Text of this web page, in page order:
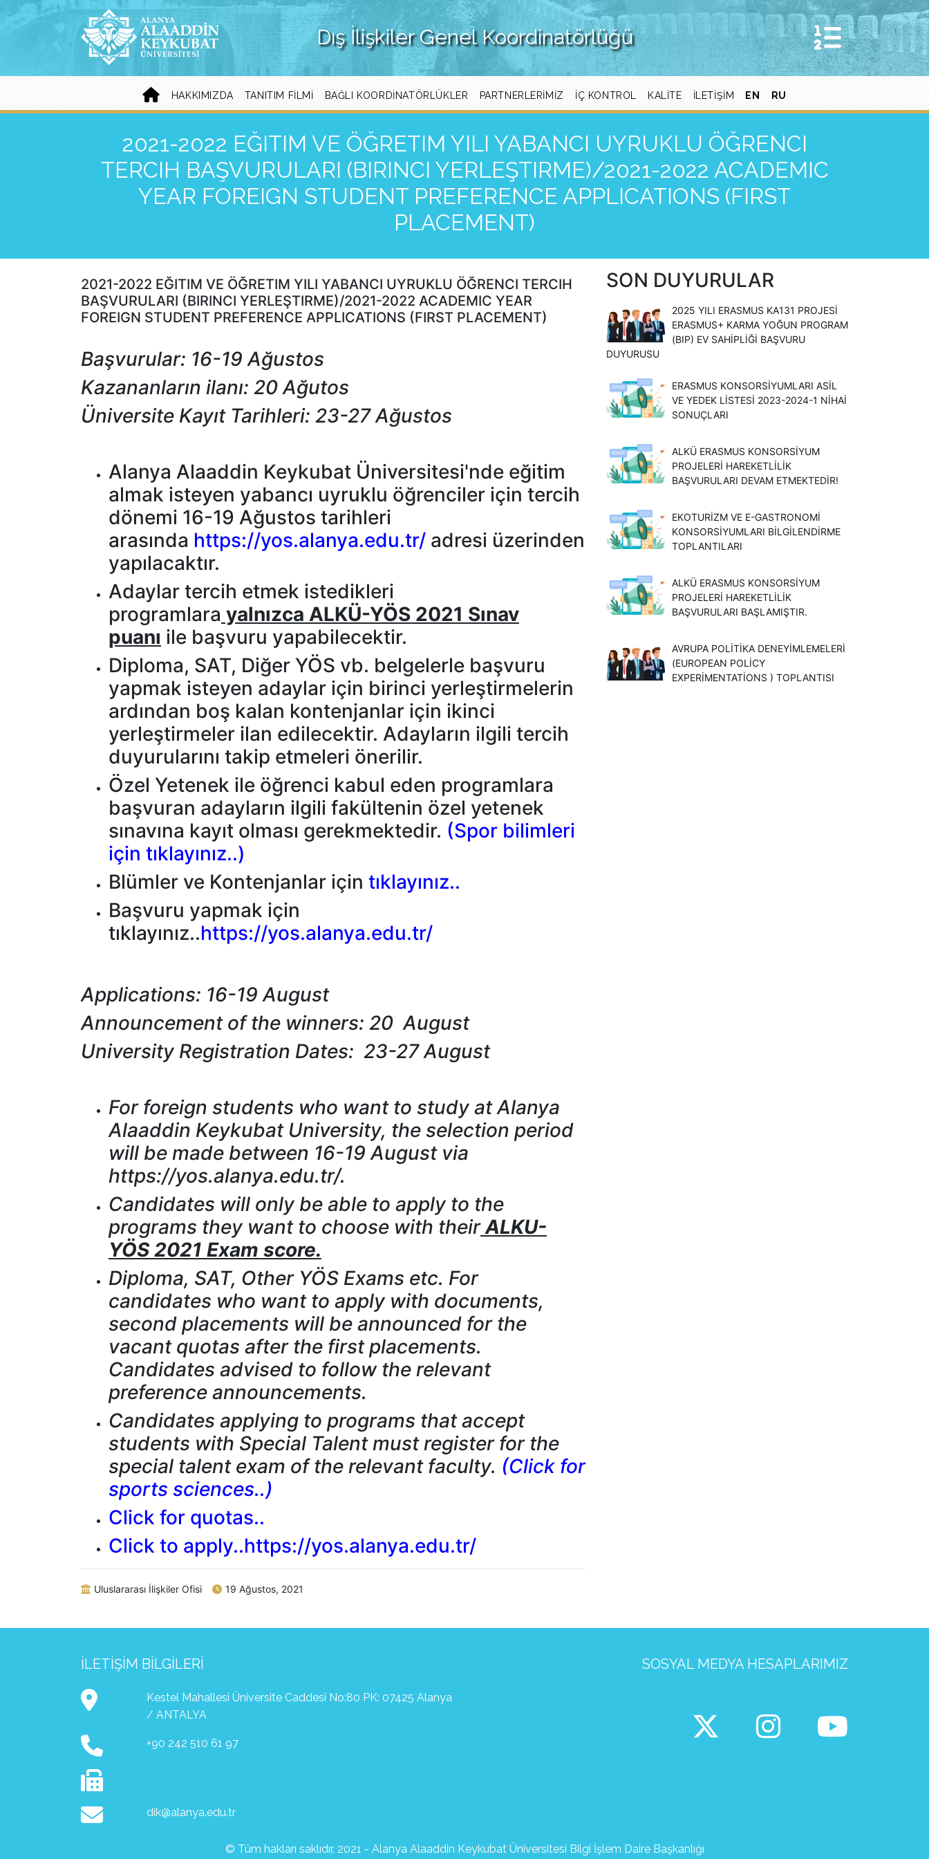
Dış İlişkiler Genel Koordinatörlüğü
HAKKIMIZDA TANITIM FILMI BAĞLI KOORDINATÖRLÜKLER PARTNERLERIMIZ İÇ KONTROL KALITE ILETIŞIM EN RU
2021-2022 EĞITIM VE ÖĞRETIM YILI YABANCI UYRUKLU ÖĞRENCI
TERCIH BAŞVURULARI (BIRINCI YERLEŞTIRME)/2021-2022 ACADEMIC
YEAR FOREIGN STUDENT PREFERENCE APPLICATIONS (FIRST
PLACEMENT)
2021-2022 EĞITIM VE ÖĞRETIM YILI YABANCI UYRUKLU ÖĞRENCI TERCIH
BAŞVURULARI (BIRINCI YERLEŞTIRME)/2021-2022 ACADEMIC YEAR
FOREIGN STUDENT PREFERENCE APPLICATIONS (FIRST PLACEMENT)
Başvurular: 16-19 Ağustos
Kazananların ilanı: 20 Ağutos
Üniversite Kayıt Tarihleri: 23-27 Ağustos
Alanya Alaaddin Keykubat Üniversitesi'nde eğitim
almak isteyen yabancı uyruklu öğrenciler için tercih
dönemi 16-19 Ağustos tarihleri
arasında https://yos.alanya.edu.tr/ adresi üzerinden
yapılacaktır.
Adaylar tercih etmek istedikleri
programlara yalnızca ALKÜ-YÖS 2021 Sınav
puanı ile başvuru yapabilecektir.
Diploma, SAT, Diğer YÖS vb. belgelerle başvuru
yapmak isteyen adaylar için birinci yerleştirmelerin
ardından boş kalan kontenjanlar için ikinci
yerleştirmeler ilan edilecektir. Adayların ilgili tercih
duyurularını takip etmeleri önerilir.
Özel Yetenek ile öğrenci kabul eden programlara
başvuran adayların ilgili fakültenin özel yetenek
sınavına kayıt olması gerekmektedir. (Spor bilimleri
için tıklayınız..)
Blümler ve Kontenjanlar için tıklayınız..
Başvuru yapmak için
tıklayınız..https://yos.alanya.edu.tr/
Applications: 16-19 August
Announcement of the winners: 20 August
University Registration Dates: 23-27 August
For foreign students who want to study at Alanya
Alaaddin Keykubat University, the selection period
will be made between 16-19 August via
https://yos.alanya.edu.tr/.
Candidates will only be able to apply to the
programs they want to choose with theirALKU-
YÖS 2021 Exam score.
Diploma, SAT, Other YÖS Exams etc. For
candidates who want to apply with documents,
second placements will be announced for the
vacant quotas after the first placements.
Candidates advised to follow the relevant
preference announcements.
Candidates applying to programs that accept
students with Special Talent must register for the
special talent exam of the relevant faculty. (Click for
sports sciences..)
Click for quotas..
Click to apply..https://yos.alanya.edu.tr/
Uluslararası İlişkiler Ofisi 19 Ağustos, 2021
SON DUYURULAR
2025 YILI ERASMUS KA131 PROJESI
ERASMUS+ KARMA YOĞUN PROGRAM
(BIP) EV SAHIPLIĞI BAŞVURU
DUYURUSU
ERASMUS KONSORSIYUMLARI ASIL
VE YEDEK LISTESI 2023-2024-1 NIHAI
SONUÇLARI
ALKÜ ERASMUS KONSORSİYUM
PROJELERİ HAREKETLİLİK
BAŞVURULARI DEVAM ETMEKTEDİR!
EKOTURİZM VE E-GASTRONOMİ
KONSORSİYUMLARI BİLGİLENDİRME
TOPLANTILARI
ALKÜ ERASMUS KONSORSİYUM
PROJELERİ HAREKETLİLİK
BAŞVURULARI BAŞLAMIŞTIR.
AVRUPA POLITIKA DENEYIMLEMELERI
(EUROPEAN POLICY
EXPERIMENTATIONS ) TOPLANTISI
İLETIŞIM BILGILERI
Kestel Mahallesi Üniversite Caddesi No:80 PK: 07425 Alanya
/ ANTALYA
+90 242 510 61 97
dik@alanya.edu.tr
SOSYAL MEDYA HESAPLARIMIZ
© Tüm hakları saklıdır. 2021 - Alanya Alaaddin Keykubat Üniversitesi Bilgi İşlem Daire Başkanlığı